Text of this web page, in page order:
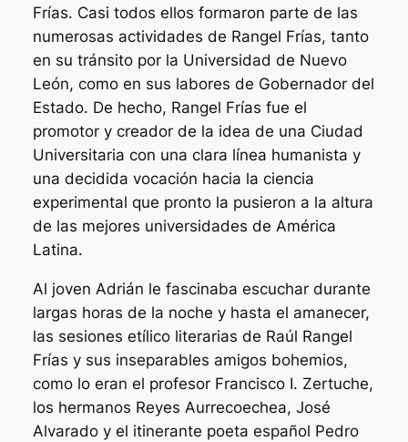
Frías. Casi todos ellos formaron parte de las
numerosas actividades de Rangel Frías, tanto
en su tránsito por la Universidad de Nuevo
León, como en sus labores de Gobernador del
Estado. De hecho, Rangel Frías fue el
promotor y creador de la idea de una Ciudad
Universitaria con una clara línea humanista y
una decidida vocación hacia la ciencia
experimental que pronto la pusieron a la altura
de las mejores universidades de América
Latina.
Al joven Adrián le fascinaba escuchar durante
largas horas de la noche y hasta el amanecer,
las sesiones etílico literarias de Raúl Rangel
Frías y sus inseparables amigos bohemios,
como lo eran el profesor Francisco I. Zertuche,
los hermanos Reyes Aurrecoechea, José
Alvarado y el itinerante poeta español Pedro